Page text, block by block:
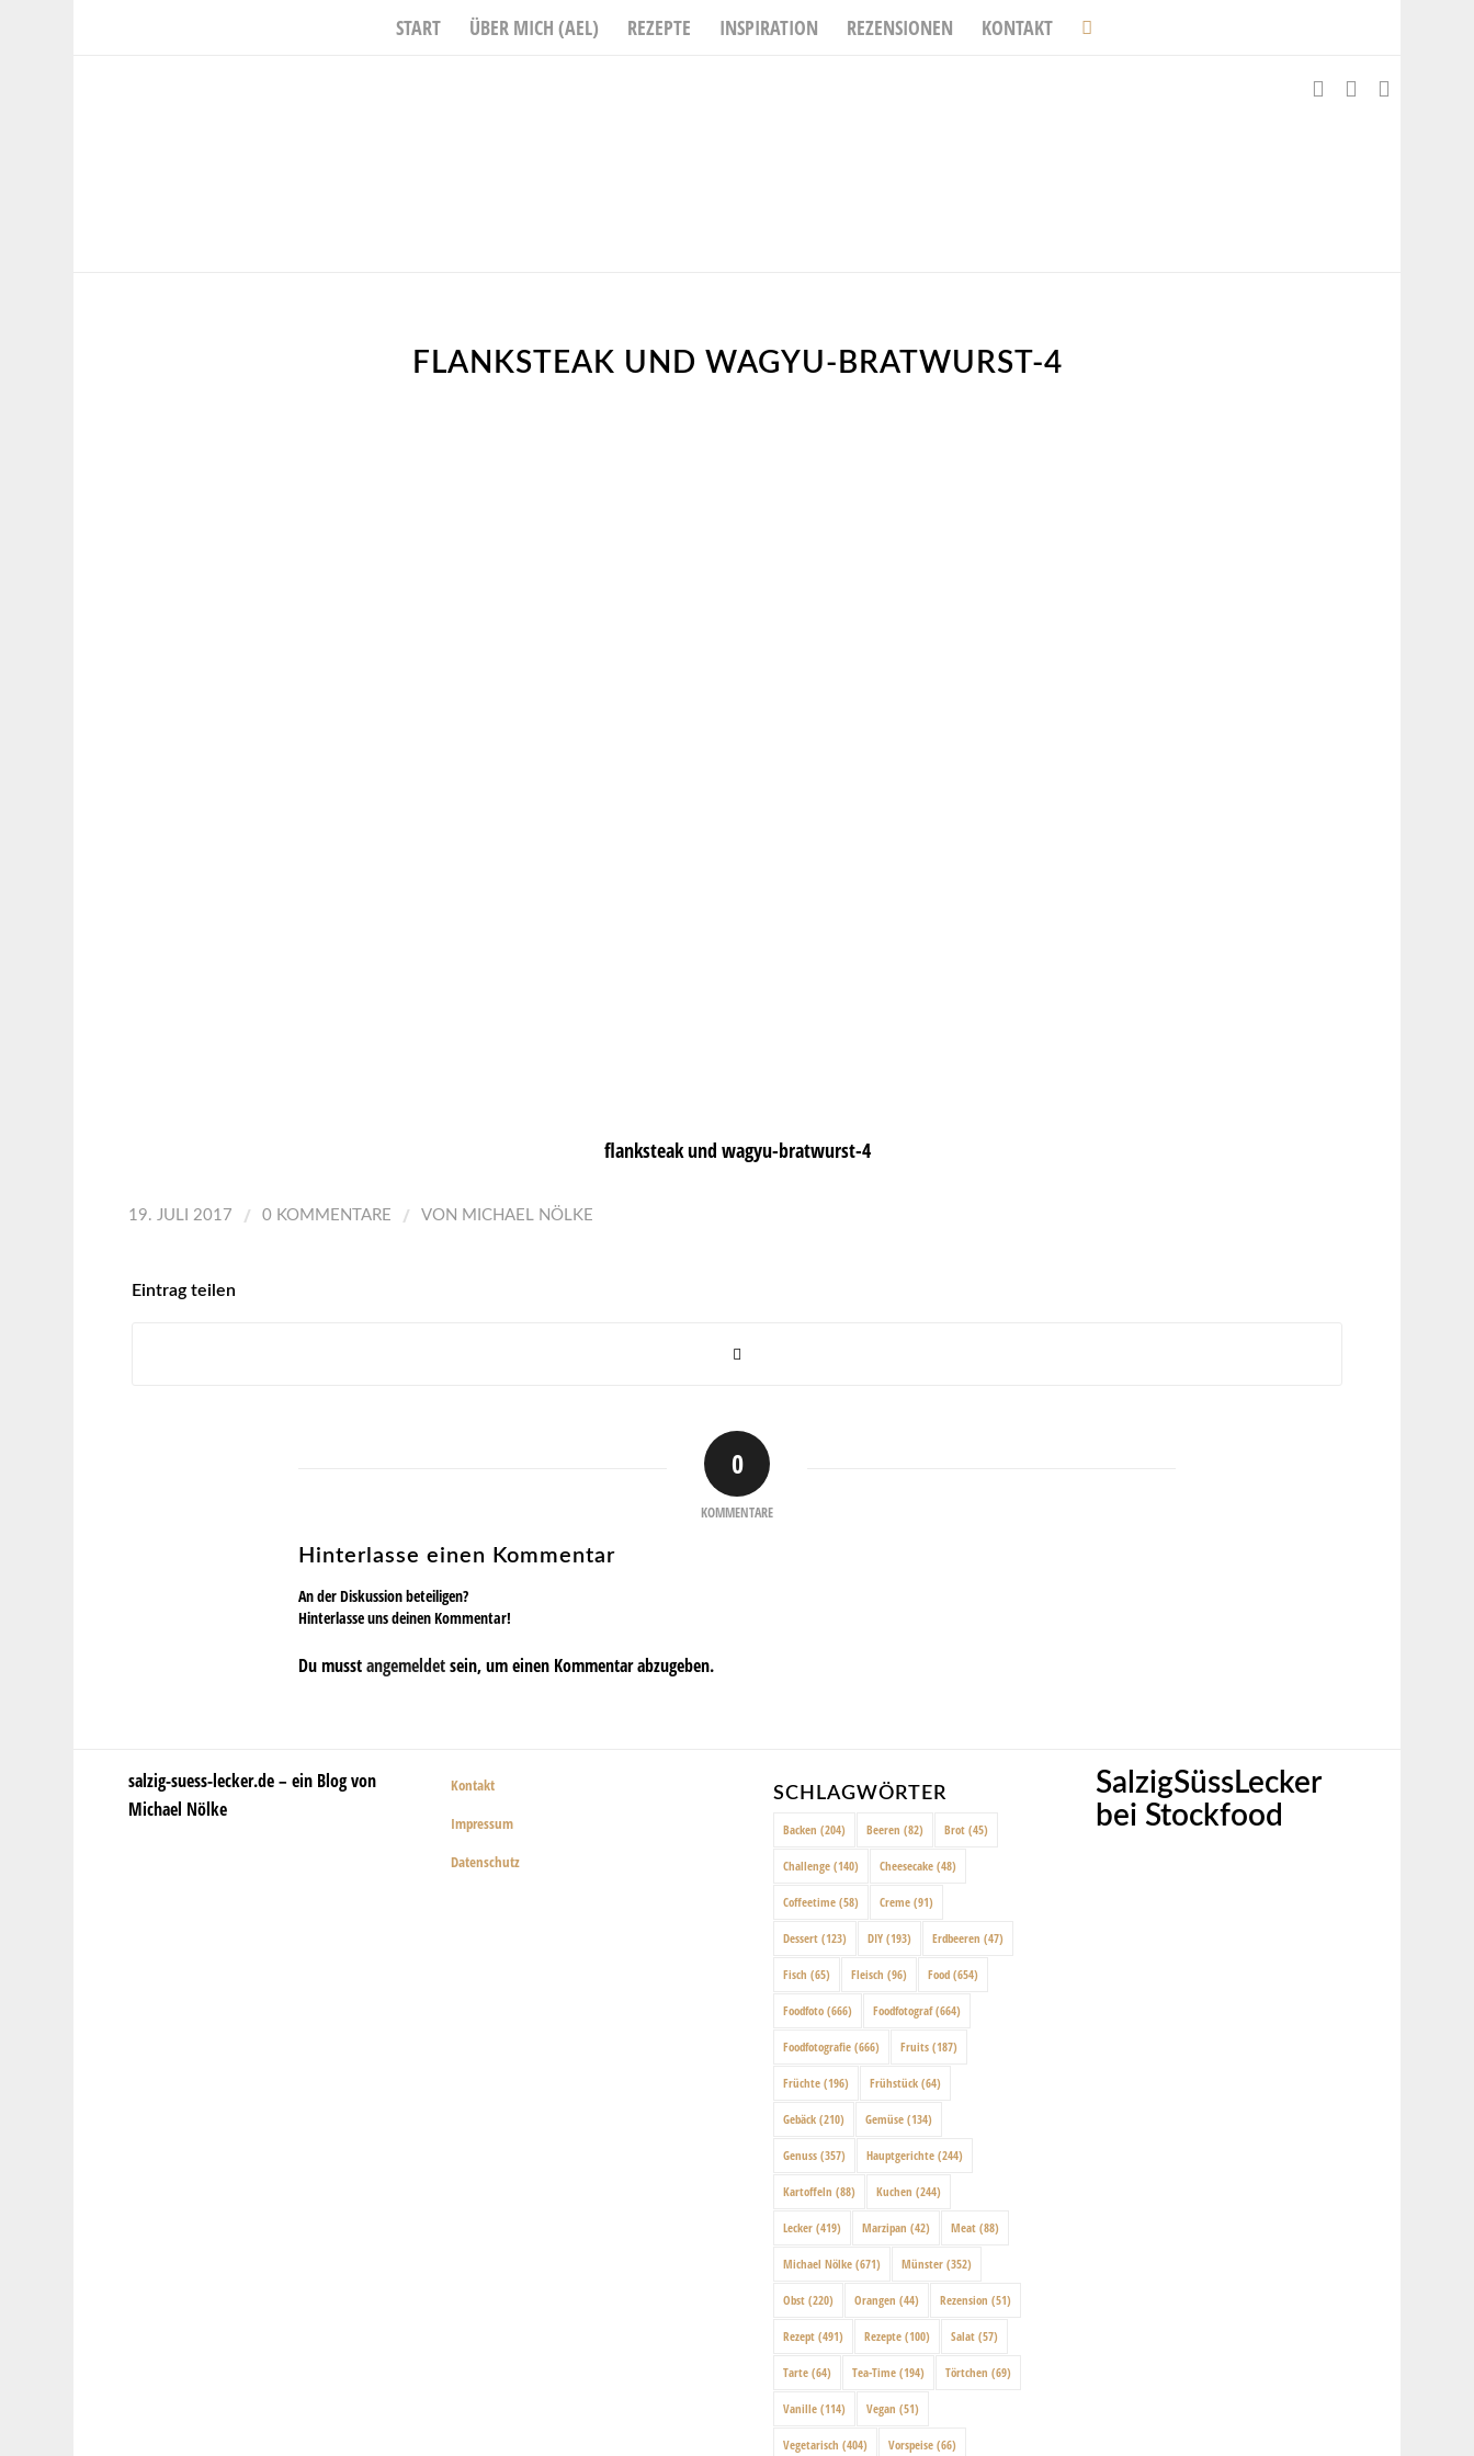
START ÜBER MICH (AEL) REZEPTE INSPIRATION REZENSIONEN KONTAKT
FLANKSTEAK UND WAGYU-BRATWURST-4
flanksteak und wagyu-bratwurst-4
19. JULI 2017 / 0 KOMMENTARE / VON MICHAEL NÖLKE
Eintrag teilen
0
KOMMENTARE
Hinterlasse einen Kommentar
An der Diskussion beteiligen?
Hinterlasse uns deinen Kommentar!
Du musstangemeldetsein, um einen Kommentar abzugeben.
salzig-suess-lecker.de – ein Blog von
Michael Nölke
Kontakt
Impressum
Datenschutz
SCHLAGWÖRTER
Backen (204) Beeren (82) Brot (45)
Challenge (140) Cheesecake (48)
Coffeetime (58) Creme (91)
Dessert (123) DIY (193) Erdbeeren (47)
Fisch (65) Fleisch (96) Food (654)
Foodfoto (666) Foodfotograf(664)
Foodfotografie (666) Fruits (187)
Früchte (196) Frühstück (64)
Gebäck (210) Gemüse (134)
Genuss (357) Hauptgerichte (244)
Kartoffeln (88) Kuchen (244)
Lecker (419) Marzipan (42) Meat (88)
Michael Nölke (671) Münster (352)
Obst (220) Orangen (44) Rezension (51)
Rezept (491) Rezepte (100) Salat (57)
Tarte (64) Tea-Time (194) Törtchen (69)
Vanille (114) Vegan (51)
Vegetarisch (404) Vorspeise (66)
SalzigSüssLecker
bei Stockfood